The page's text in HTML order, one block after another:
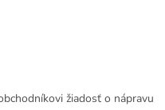
žiadosť o nápravu